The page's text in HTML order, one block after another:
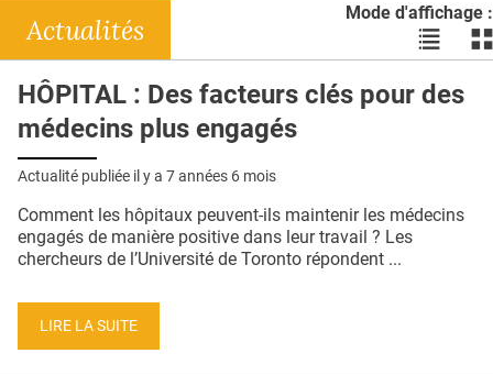
DOSSIERS
RÉSEAUX
E-REVUE SAD
QUI SOMMES-NOUS ?
CONDITIONS GÉNÉRALES
Mode d'affichage :
Voir
les
en
les
Actualités
HÔPITAL : Des facteurs clés pour des
médecins plus engagés
Actualité publiée il y a 7 années 6 mois
Comment les hôpitaux peuvent-ils maintenir les médecins
engagés de manière positive dans leur travail ? Les
chercheurs de l’Université de Toronto répondent ...
LIRE LA SUITE